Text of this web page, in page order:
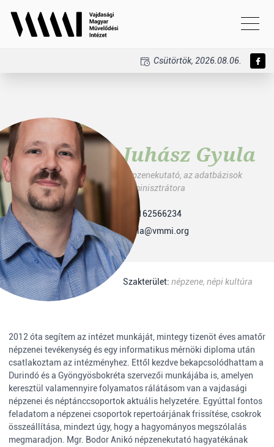
Csütörtök, 2026.08.06.
Juhász Gyula
népzenekutató, az adatbázisok
adminisztrátora
+38162566234
gyula@vmmi.org
Szakterület: népzene, népi kultúra
2012 óta segítem az intézet munkáját, mintegy tizenöt éves amatőr
népzenei tevékenység és egy informatikus mérnöki diploma után
csatlakoztam az intézményhez. Ettől kezdve bekapcsolódhattam a
Durindó és a Gyöngyösbokréta szervezői munkájába is, amelyen
keresztül valamennyire folyamatos rálátásom van a vajdasági
népzenei és néptánccsoportok aktuális helyzetére. Egyúttal fontos
feladatom a népzenei csoportok repertoárjának frissítése, csokrok
összeállítása, mindezt úgy, hogy a hagyományos megszólalás
megmaradjon. Mgr. Bodor Anikó népzenekutató hagyatékának